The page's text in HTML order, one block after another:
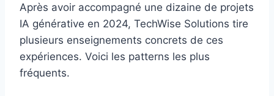
Après avoir accompagné une dizaine de projets
IA générative en 2024, TechWise Solutions tire
plusieurs enseignements concrets de ces
expériences. Voici les patterns les plus
fréquents.